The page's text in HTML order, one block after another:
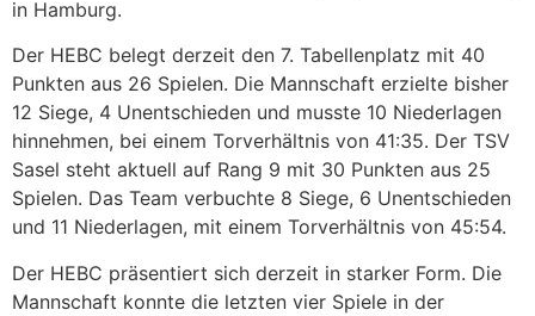
in Hamburg.
Der HEBC belegt derzeit den 7. Tabellenplatz mit 40
Punkten aus 26 Spielen. Die Mannschaft erzielte bisher
12 Siege, 4 Unentschieden und musste 10 Niederlagen
hinnehmen, bei einem Torverhältnis von 41:35. Der TSV
Sasel steht aktuell auf Rang 9 mit 30 Punkten aus 25
Spielen. Das Team verbuchte 8 Siege, 6 Unentschieden
und 11 Niederlagen, mit einem Torverhältnis von 45:54. ​
Der HEBC präsentiert sich derzeit in starker Form. Die
Mannschaft konnte die letzten vier Spiele in der